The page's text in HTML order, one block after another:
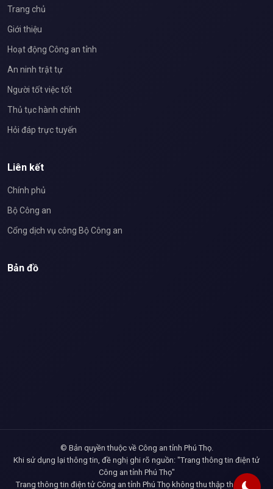
Trang chủ
Giới thiệu
Hoạt động Công an tỉnh
An ninh trật tự
Người tốt việc tốt
Thủ tục hành chính
Hỏi đáp trực tuyến
Liên kết
Chính phủ
Bộ Công an
Cổng dịch vụ công Bộ Công an
Bản đồ
© Bản quyền thuộc về Công an tỉnh Phú Thọ.
Khi sử dụng lại thông tin, đề nghị ghi rõ nguồn: "Trang thông tin điện tử
Công an tỉnh Phú Thọ"
Trang thông tin điện tử Công an tỉnh Phú Thọ không thu thập thông tin